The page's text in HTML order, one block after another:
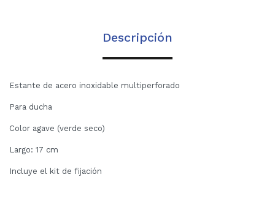
Descripción
Estante de acero inoxidable multiperforado
Para ducha
Color agave (verde seco)
Largo: 17 cm
Incluye el kit de fijación